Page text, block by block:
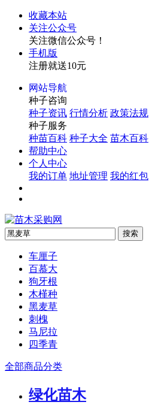
收藏本站
关注公众号
关注微信公众号！
手机版
注册就送10元
网站导航
种子咨询
种子资讯 行情分析 政策法规
种子服务
种苗百科 种子大全 苗木百科
帮助中心
个人中心
我的订单 地址管理 我的红包
车厘子
百慕大
狗牙根
木槿种
黑麦草
刺槐
马尼拉
四季青
全部商品分类
绿化苗木